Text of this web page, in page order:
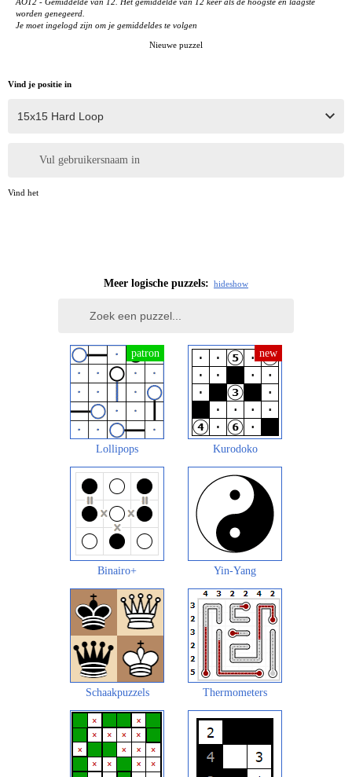
worden genegeerd.
Je moet ingelogd zijn om je gemiddeldes te volgen
Nieuwe puzzel
Vind je positie in
Vul gebruikersnaam in
Vind het
Meer logische puzzels: hideshow
Lollipops Kurodoko
Binairo+ Yin-Yang
Schaakpuzzels Thermometers